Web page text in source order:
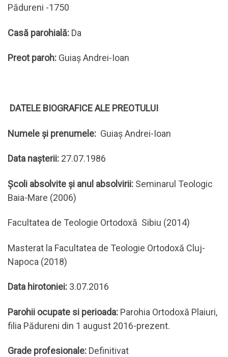
Pădureni -1750
Casă parohială: Da
Preot paroh: Guiaș Andrei-Ioan
DATELE BIOGRAFICE ALE PREOTULUI
Numele și prenumele: Guiaș Andrei-Ioan
Data nașterii: 27.07.1986
Școli absolvite și anul absolvirii: Seminarul Teologic
Baia-Mare (2006)
Facultatea de Teologie Ortodoxă Sibiu (2014)
Masterat la Facultatea de Teologie Ortodoxă Cluj-
Napoca (2018)
Data hirotoniei: 3.07.2016
Parohii ocupate si perioada: Parohia Ortodoxă Plaiuri,
filia Pădureni din 1 august 2016-prezent.
Grade profesionale: Definitivat